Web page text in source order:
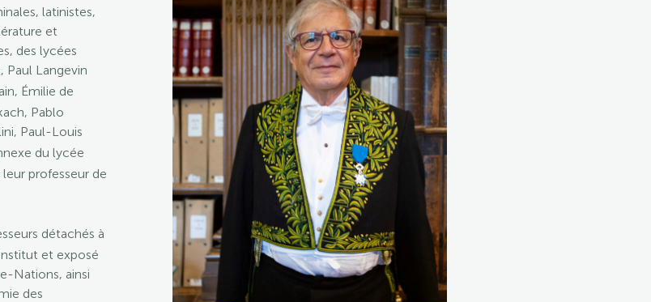
latinistes,
et
des lycées
Paul Langevin
Émilie de
Pablo
Paul-Louis
du lycée
professeur de
détachés à
et exposé
Nations, ainsi
des